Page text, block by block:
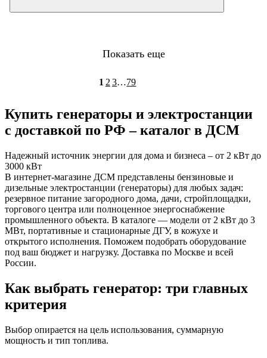
Показать еще
1 2 3…79
Купить генераторы и электростанции
с доставкой по РФ – каталог в ДСМ
Надежный источник энергии для дома и бизнеса – от 2 кВт до
3000 кВт
В интернет-магазине ДСМ представлены бензиновые и
дизельные электростанции (генераторы) для любых задач:
резервное питание загородного дома, дачи, стройплощадки,
торгового центра или полноценное энергоснабжение
промышленного объекта. В каталоге — модели от 2 кВт до 3
МВт, портативные и стационарные ДГУ, в кожухе и
открытого исполнения. Поможем подобрать оборудование
под ваш бюджет и нагрузку. Доставка по Москве и всей
России.
Как выбрать генератор: три главных
критерия
Выбор опирается на цель использования, суммарную
мощность и тип топлива.